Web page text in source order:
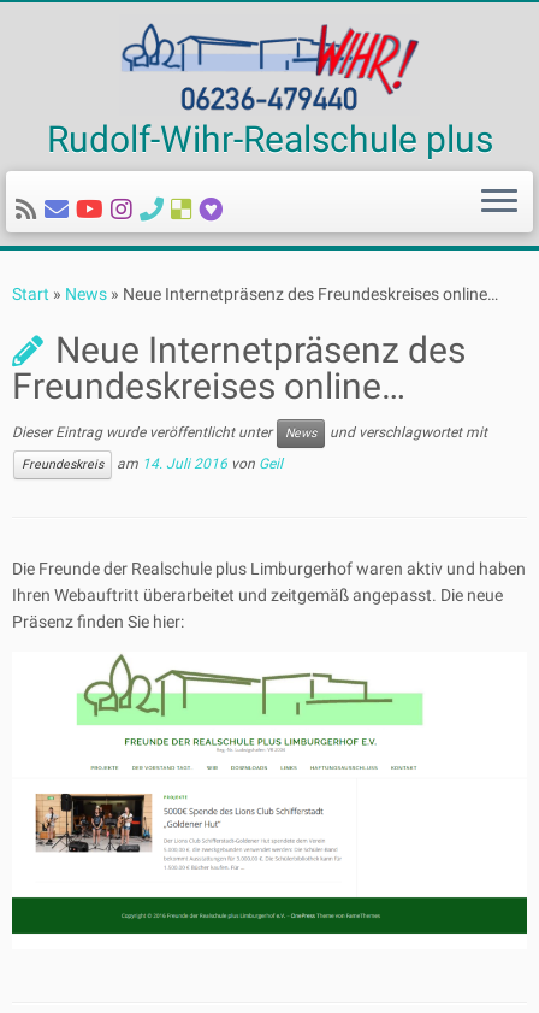
Inhalt
Rudolf-Wihr-Realschule plus
Start » News » Neue Internetpräsenz des Freundeskreises online…
Neue Internetpräsenz des
Freundeskreises online…
Dieser Eintrag wurde veröffentlicht unter News und verschlagwortet mit
Freundeskreis am 14. Juli 2016 von Geil
Die Freunde der Realschule plus Limburgerhof waren aktiv und haben
Ihren Webauftritt überarbeitet und zeitgemäß angepasst. Die neue
Präsenz finden Sie hier: